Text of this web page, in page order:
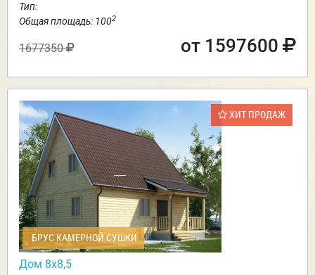
Тип:
Общая площадь: 1002
1677350 от 1597600
ХИТ ПРОДАЖ
БРУС КАМЕРНОЙ СУШКИ
Дом 8х8,5